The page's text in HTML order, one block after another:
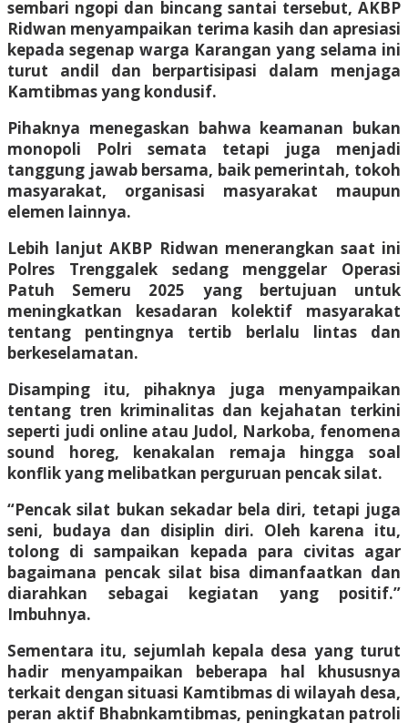
sembari ngopi dan bincang santai tersebut, AKBP
Ridwan menyampaikan terima kasih dan apresiasi
kepada segenap warga Karangan yang selama ini
turut andil dan berpartisipasi dalam menjaga
Kamtibmas yang kondusif.
Pihaknya menegaskan bahwa keamanan bukan
monopoli Polri semata tetapi juga menjadi
tanggung jawab bersama, baik pemerintah, tokoh
masyarakat, organisasi masyarakat maupun
elemen lainnya.
Lebih lanjut AKBP Ridwan menerangkan saat ini
Polres Trenggalek sedang menggelar Operasi
Patuh Semeru 2025 yang bertujuan untuk
meningkatkan kesadaran kolektif masyarakat
tentang pentingnya tertib berlalu lintas dan
berkeselamatan.
Disamping itu, pihaknya juga menyampaikan
tentang tren kriminalitas dan kejahatan terkini
seperti judi online atau Judol, Narkoba, fenomena
sound horeg, kenakalan remaja hingga soal
konflik yang melibatkan perguruan pencak silat.
“Pencak silat bukan sekadar bela diri, tetapi juga
seni, budaya dan disiplin diri. Oleh karena itu,
tolong di sampaikan kepada para civitas agar
bagaimana pencak silat bisa dimanfaatkan dan
diarahkan sebagai kegiatan yang positif.”
Imbuhnya.
Sementara itu, sejumlah kepala desa yang turut
hadir menyampaikan beberapa hal khususnya
terkait dengan situasi Kamtibmas di wilayah desa,
peran aktif Bhabnkamtibmas, peningkatan patroli